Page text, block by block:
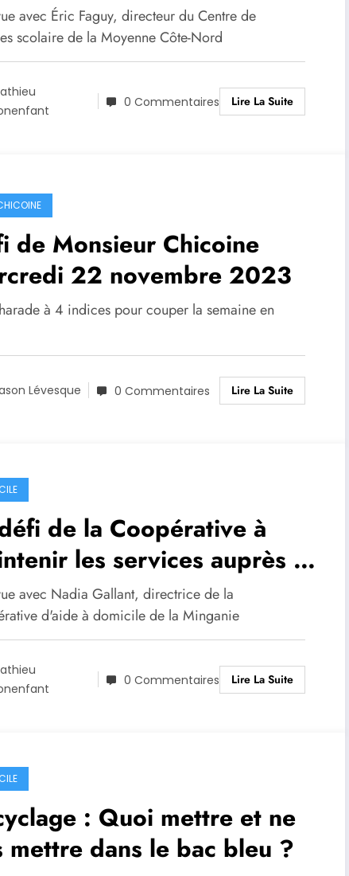
avec Éric Faguy, directeur du Centre de
scolaire de la Moyenne Côte-Nord
0 Commentaires Lire La Suite
de Monsieur Chicoine
22 novembre 2023
à 4 indices pour couper la semaine en
Lévesque 0 Commentaires Lire La Suite
de la Coopérative à
les services auprès sa
avec le manque
avec Nadia Gallant, directrice de la
d'aide à domicile de la Minganie
0 Commentaires Lire La Suite
: Quoi mettre et ne
mettre dans le bac bleu ?